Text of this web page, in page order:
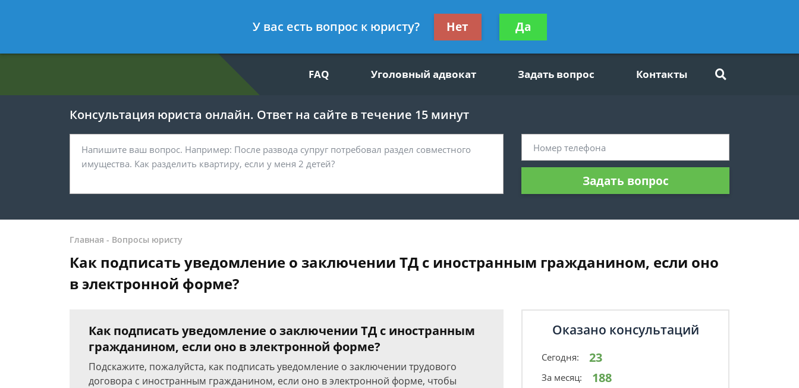
- Юрист по общим вопросам, гражданский юрист
Получите консультацию
бесплатно
FAQ Уголовный адвокат Задать вопрос Контакты
Консультация юриста онлайн. Ответ на сайте в течение 15 минут
Задать вопрос
Главная - Вопросы юристу
Как подписать уведомление о заключении ТД с иностранным гражданином, если оно
в электронной форме?
Как подписать уведомление о заключении ТД с иностранным
гражданином, если оно в электронной форме?
Подскажите, пожалуйста, как подписать уведомление о заключении трудового
договора с иностранным гражданином, если оно в электронной форме, чтобы
Оказано консультаций
Сегодня: 23
За месяц: 188
У вас есть вопрос к юристу? Нет Да